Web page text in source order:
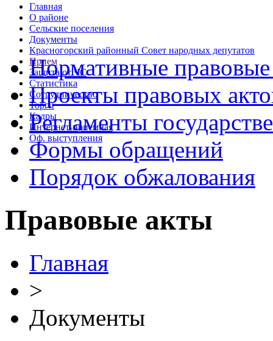
Главная
О районе
Сельские поселения
Документы
Красногорский районный Совет народных депутатов
Прием
Защита от ЧС
Статистика
Сотрудничество
Торги
Кадры
Интернет-приемная
Оф. выступления
Нормативные
Проекты правовых
Регламенты
Формы обращений
Порядок обжалования
Правовые акты
Главная
>
Документы